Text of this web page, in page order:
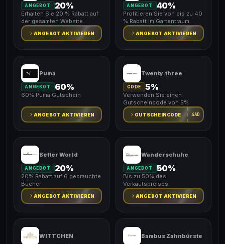
ANGEBOT 20%
Erhalten Sie 20 % Rabatt auf
der gesamten Website.
ANGEBOT AKTIVIEREN
ANGEBOT 40%
Profitieren Sie von bis zu 40
% Rabatt im Gartentraum.
ANGEBOT AKTIVIEREN
Puma
ANGEBOT 60%
60% Puma Gutschein
ANGEBOT AKTIVIEREN
Twenty:three
CODE 5%
Verwenden Sie einen
Gutscheincode von 5%
GUTSCHEINCODE 4AD
Better World
ANGEBOT 20%
20% Rabatt auf 6 gebrauchte
Bücher
ANGEBOT AKTIVIEREN
Wanderschuhe
ANGEBOT 50%
Bis zu 50% des
Verkaufspreises
ANGEBOT AKTIVIEREN
WITTCHEN Bambus Zahnbürste